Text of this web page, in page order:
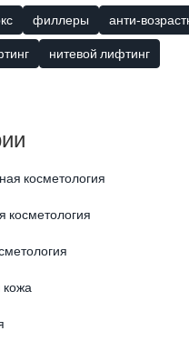
бюджета и
с врачом‑дерматологом
который даст
филлеры
нитевой лифтинг
косметология
косметология